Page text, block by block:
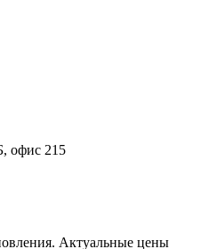
офис 215
Актуальные цены